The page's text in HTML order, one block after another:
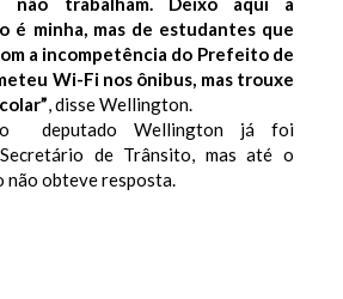
é minha, mas de estudantes que
a incompetência do Prefeito de
Wi-Fi nos ônibus, mas trouxe
, disse Wellington.
deputado Wellington já foi
de Trânsito, mas até o
não obteve resposta.